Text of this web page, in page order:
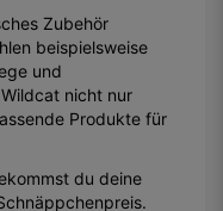
Zubehör
beispielsweise
und
nicht nur
Produkte für
du deine